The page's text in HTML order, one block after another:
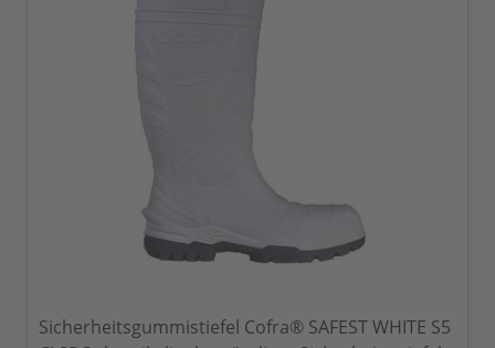
Sicherheitsgummistiefel Cofra® SAFEST WHITE S5